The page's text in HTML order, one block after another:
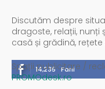
Discutăm despre
dragoste, relații, nunți
casă și grădină, rețete
14,235 Fani
Spații publicitare /
PROMOdesk.ro